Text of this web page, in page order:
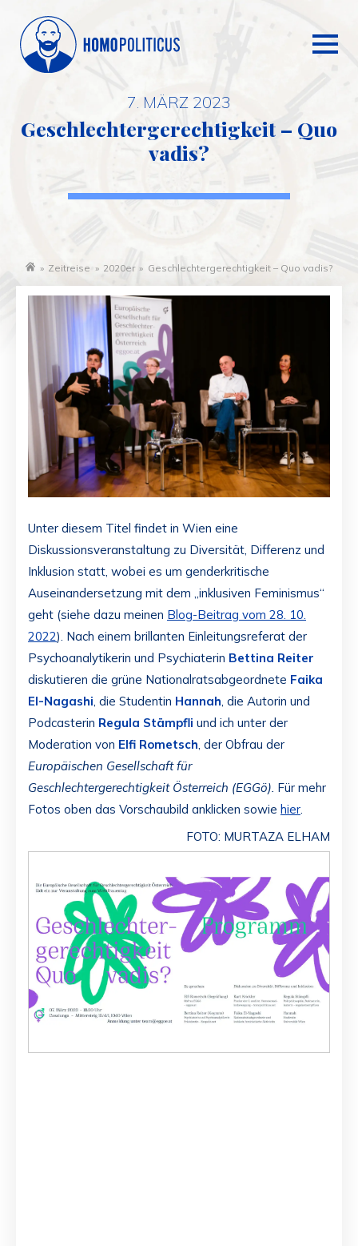
7. MÄRZ 2023
Geschlechtergerechtigkeit – Quo
vadis?
» Zeitreise » 2020er » Geschlechtergerechtigkeit – Quo vadis?
Unter diesem Titel findet in Wien eine
Diskussionsveranstaltung zu Diversität, Differenz und
Inklusion statt, wobei es um genderkritische
Auseinandersetzung mit dem „inklusiven Feminismus“
geht (siehe dazu meinen Blog-Beitrag vom 28. 10.
2022). Nach einem brillanten Einleitungsreferat der
Psychoanalytikerin und Psychiaterin Bettina Reiter
diskutieren die grüne Nationalratsabgeordnete Faika
El-Nagashi , die Studentin Hannah , die Autorin und
Podcasterin Regula Stämpfli und ich unter der
Moderation von Elfi Rometsch , der Obfrau der
Europäischen Gesellschaft für
Geschlechtergerechtigkeit Österreich (EGGö). Für mehr
Fotos oben das Vorschaubild anklicken sowie hier
FOTO: MURTAZA ELHAM